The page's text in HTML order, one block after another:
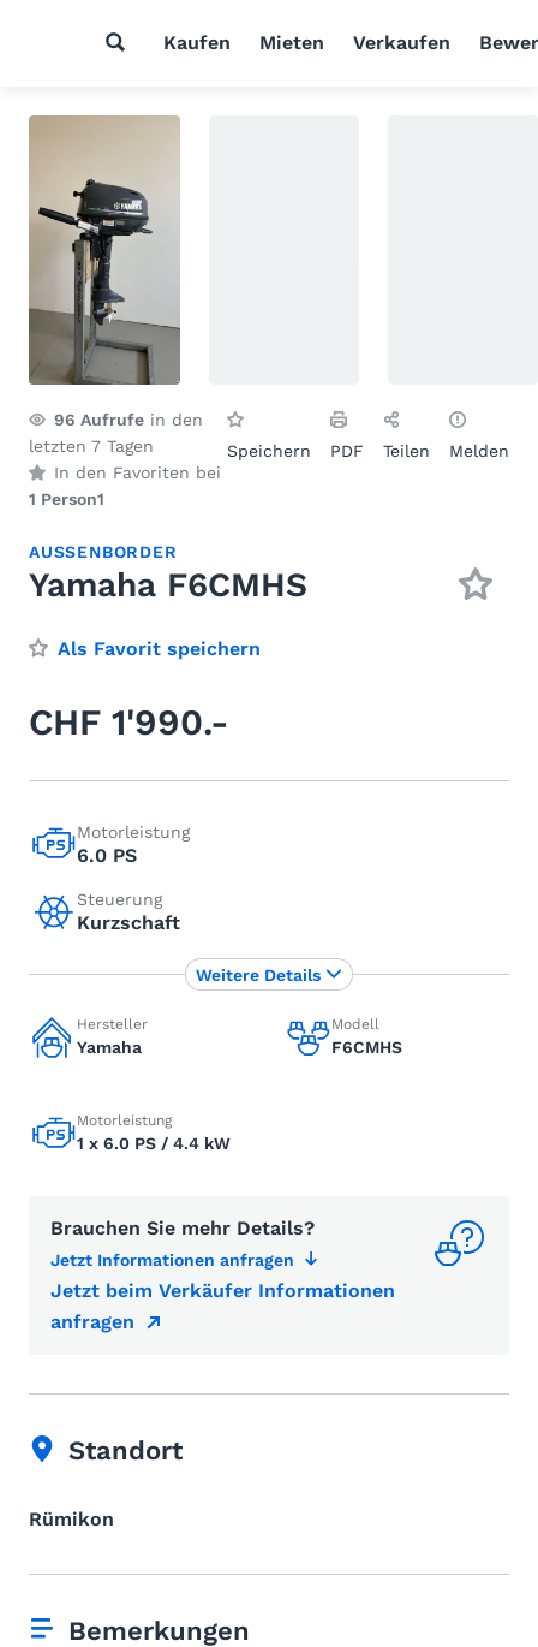
Kaufen Mieten Verkaufen
96 Aufrufe in den
letzten 7 Tagen
In den Favoriten bei
1 Person1
Speichern PDF Teilen Melden
AUSSENBORDER
Yamaha F6CMHS
Als Favorit speichern
CHF 1'990.-
Motorleistung
6.0 PS
Steuerung
Kurzschaft
Hersteller
Yamaha
Modell
F6CMHS
Motorleistung
1 x 6.0 PS / 4.4 kW
Brauchen Sie mehr Details?
Jetzt Informationen anfragen
Jetzt beim Verkäufer Informationen
anfragen
Weitere Details
Standort
Rümikon
Bemerkungen